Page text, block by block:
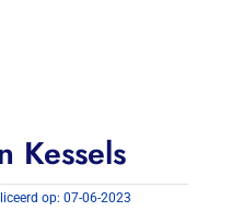
Kessels
op: 07-06-2023